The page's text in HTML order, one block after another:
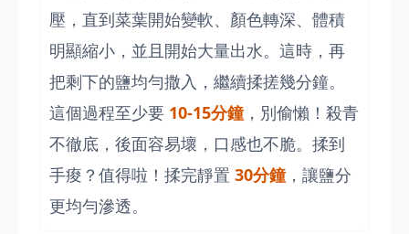
壓，直到菜葉開始變軟、顏色轉深、體積
明顯縮小，並且開始大量出水。這時，再
把剩下的鹽均勻撒入，繼續揉搓幾分鐘。
這個過程至少要 10-15分鐘，別偷懶！殺青
不徹底，後面容易壞，口感也不脆。揉到
手痠？值得啦！揉完靜置 30分鐘，讓鹽分
更均勻滲透。